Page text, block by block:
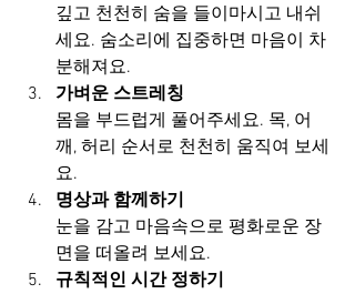
깊고 천천히 숨을 들이마시고 내쉬
세요. 숨소리에 집중하면 마음이 차
분해져요.
가벼운 스트레칭
몸을 부드럽게 풀어주세요. 목, 어
깨, 허리 순서로 천천히 움직여 보세
요.
명상과 함께하기
눈을 감고 마음속으로 평화로운 장
면을 떠올려 보세요.
규칙적인 시간 정하기